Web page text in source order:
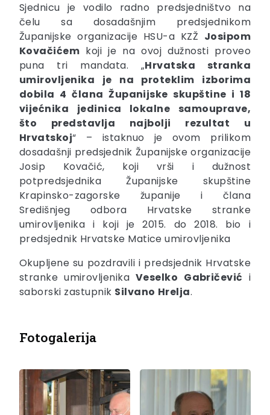
Sjednicu je vodilo radno predsjedništvo na
čelu sa dosadašnjim predsjednikom
Županijske organizacije HSU-a KZŽ Josipom
Kovačićem koji je na ovoj dužnosti proveo
puna tri mandata. „Hrvatska stranka
umirovljenika je na proteklim izborima
dobila 4 člana Županijske skupštine i 18
vijećnika jedinica lokalne samouprave,
što predstavlja najbolji rezultat u
Hrvatskoj“ – istaknuo je ovom prilikom
dosadašnji predsjednik Županijske organizacije
Josip Kovačić, koji vrši i dužnost
potpredsjednika Županijske skupštine
Krapinsko-zagorske županije i člana
Središnjeg odbora Hrvatske stranke
umirovljenika i koji je 2015. do 2018. bio i
predsjednik Hrvatske Matice umirovljenika
Okupljene su pozdravili i predsjednik Hrvatske
stranke umirovljenika Veselko Gabričević i
saborski zastupnik Silvano Hrelja.
Fotogalerija